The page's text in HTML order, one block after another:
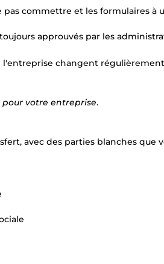
commettre et les formulaires à
approuvés par les
changent
votre entreprise.
avec des parties blanches que